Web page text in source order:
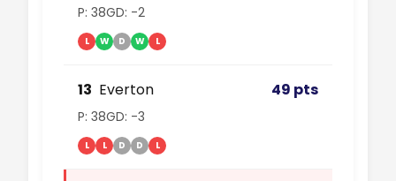
P: 38GD: -2
L W D W L
13 Everton 49 pts
P: 38GD: -3
L L D D L